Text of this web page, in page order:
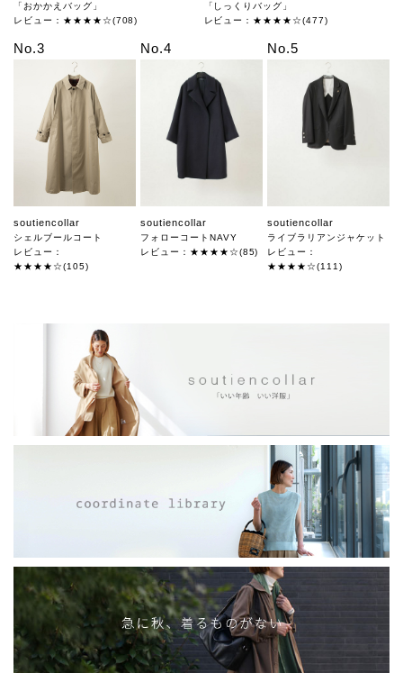
「おかかえバッグ」
レビュー：★★★★☆(708)
「しっくりバッグ」
レビュー：★★★★☆(477)
No.3
soutiencollar
シェルブールコート
レビュー：
★★★★☆(105)
No.4
soutiencollar
フォローコートNAVY
レビュー：★★★★☆(85)
No.5
soutiencollar
ライブラリアンジャケット
レビュー：
★★★★☆(111)